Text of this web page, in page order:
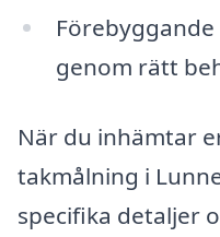
genom rätt
När du inhämtar
takmålning i
specifika detaljer